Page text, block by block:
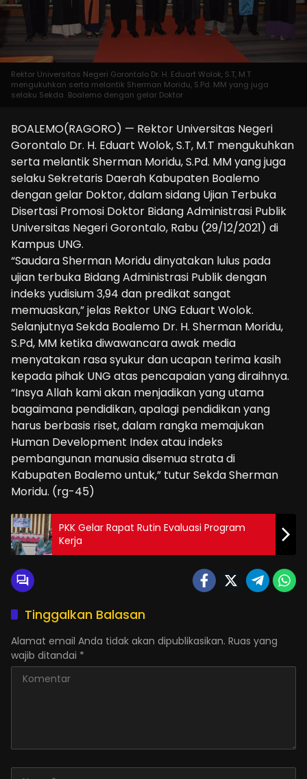
Rektor Universitas Negeri Gorontalo Dr. H. Eduart Wolok, S.T, M.T
mengukuhkan serta melantik Sherman Moridu, S.Pd. MM yang juga
selaku Sekda Boalemo dengan gelar Doktor
BOALEMO(RAGORO) — Rektor Universitas Negeri
Gorontalo Dr. H. Eduart Wolok, S.T, M.T mengukuhkan
serta melantik Sherman Moridu, S.Pd. MM yang juga
selaku Sekretaris Daerah Kabupaten Boalemo
dengan gelar Doktor, dalam sidang Ujian Terbuka
Disertasi Promosi Doktor Bidang Administrasi Publik
Universitas Negeri Gorontalo, Rabu (29/12/2021) di
Kampus UNG.
“Saudara Sherman Moridu dinyatakan lulus pada
ujian terbuka Bidang Administrasi Publik dengan
indeks yudisium 3,94 dan predikat sangat
memuaskan,” jelas Rektor UNG Eduart Wolok.
Selanjutnya Sekda Boalemo Dr. H. Sherman Moridu,
S.Pd, MM ketika diwawancara awak media
menyatakan rasa syukur dan ucapan terima kasih
kepada pihak UNG atas pencapaian yang diraihnya.
“Insya Allah kami akan menjadikan yang utama
bagaimana pendidikan, apalagi pendidikan yang
harus berbasis riset, dalam rangka memajukan
Human Development Index atau indeks
pembangunan manusia disemua strata di
Kabupaten Boalemo untuk,” tutur Sekda Sherman
Moridu. (rg-45)
PKK Gelar Rapat Rutin Evaluasi Program
Kerja
Tinggalkan Balasan
Alamat email Anda tidak akan dipublikasikan. Ruas yang
wajib ditandai *